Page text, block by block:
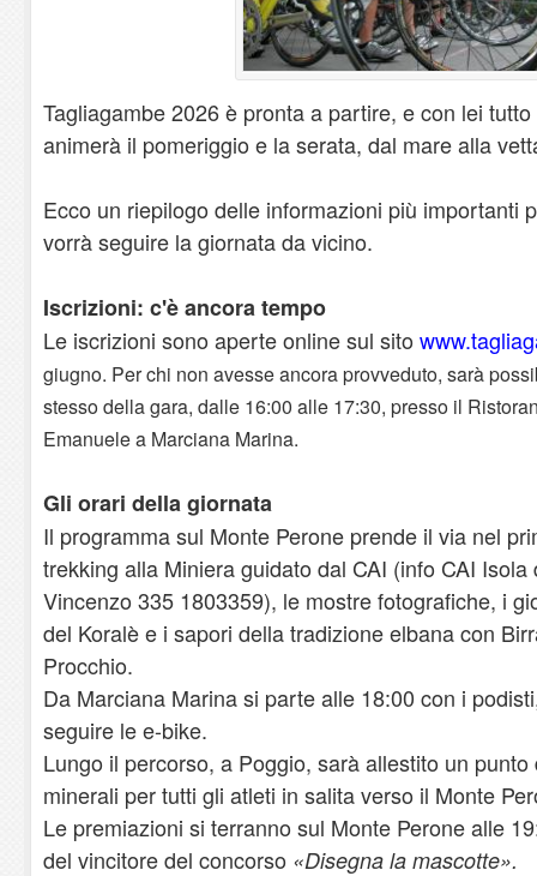
Tagliagambe 2026 è pronta a partire, e con lei
animerà il pomeriggio e la serata, dal mare alla
Ecco un riepilogo delle informazioni più importanti
vorrà seguire la giornata da vicino.
Iscrizioni: c'è ancora tempo
Le iscrizioni sono aperte online sul sito
giugno. Per chi non avesse ancora provveduto, sarà
stesso della gara, dalle 16:00 alle 17:30, presso il
Emanuele a Marciana Marina.
Gli orari della giornata
Il programma sul Monte Perone prende il via nel
trekking alla Miniera guidato dal CAI (info CAI
Vincenzo 335 1803359), le mostre fotografiche, i
del Koralè e i sapori della tradizione elbana con
Procchio.
Da Marciana Marina si parte alle 18:00 con i
seguire le e-bike.
Lungo il percorso, a Poggio, sarà allestito un
minerali per tutti gli atleti in salita verso il Monte
Le premiazioni si terranno sul Monte Perone alle
del vincitore del concorso «Disegna la mascotte».